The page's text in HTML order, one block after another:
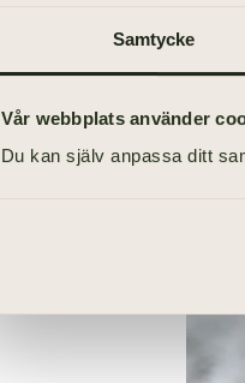
Samtycke
Vår webbplats använder
Du kan själv anpassa ditt